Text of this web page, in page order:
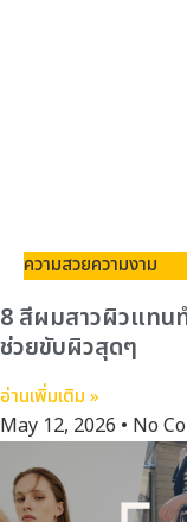
ความสวยความงาม
8 สีผมสาวผิวแทน
ช่วยขับผิวสุดๆ
อ่านเพิ่มเติม »
May 12, 2026 No